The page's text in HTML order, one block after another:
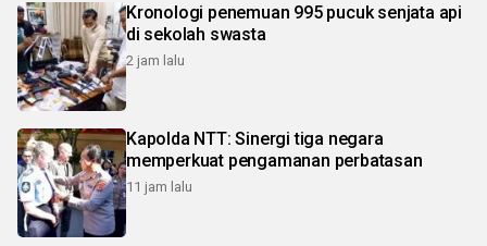
Kronologi penemuan 995 pucuk senjata api
di sekolah swasta
2 jam lalu
Kapolda NTT: Sinergi tiga negara
memperkuat pengamanan perbatasan
11 jam lalu